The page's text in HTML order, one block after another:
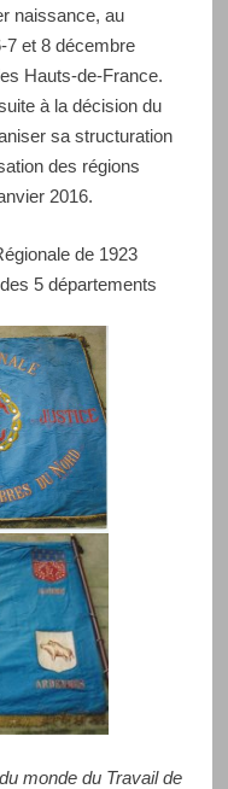
naissance, au
7 et 8 décembre
Hauts-de-France.
à la décision du
sa structuration
des régions
2016.
de 1923
5 départements
monde du Travail de